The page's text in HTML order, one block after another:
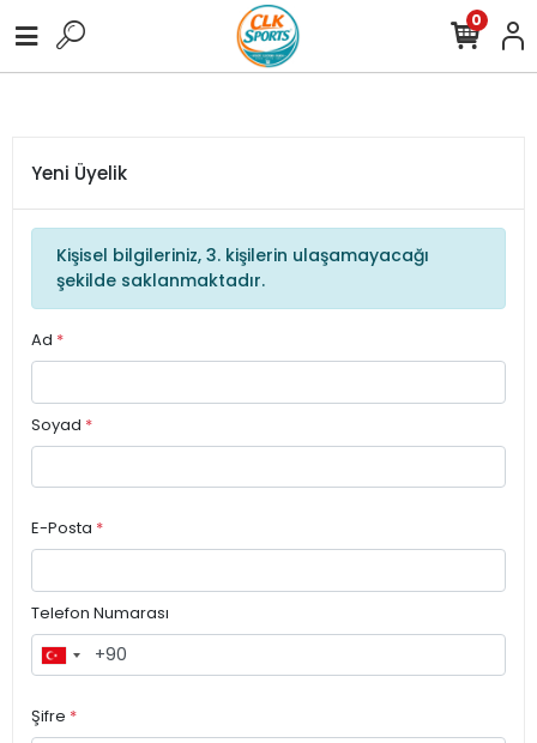
TL Üzeri Tüm Alışverişlerinize Ücretsiz Kargo ! 3.000,00 TL
0
Yeni Üyelik
Kişisel bilgileriniz, 3. kişilerin ulaşamayacağı
şekilde saklanmaktadır.
Ad *
Soyad *
E-Posta *
Telefon Numarası
Şifre *